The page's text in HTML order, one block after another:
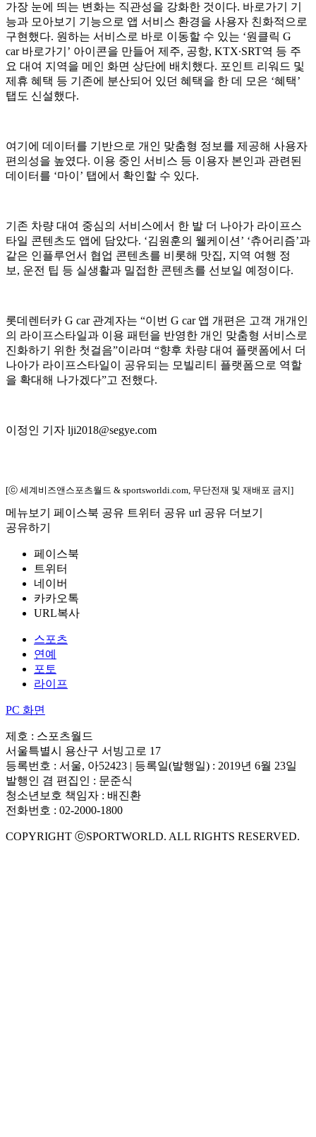
가장 눈에 띄는 변화는 직관성을 강화한 것이다. 바로가기 기
능과 모아보기 기능으로 앱 서비스 환경을 사용자 친화적으로
구현했다. 원하는 서비스로 바로 이동할 수 있는 ‘원클릭 G
car 바로가기’ 아이콘을 만들어 제주, 공항, KTX∙SRT역 등 주
요 대여 지역을 메인 화면 상단에 배치했다. 포인트 리워드 및
제휴 혜택 등 기존에 분산되어 있던 혜택을 한 데 모은 ‘혜택’
탭도 신설했다.
여기에 데이터를 기반으로 개인 맞춤형 정보를 제공해 사용자
편의성을 높였다. 이용 중인 서비스 등 이용자 본인과 관련된
데이터를 ‘마이’ 탭에서 확인할 수 있다.
기존 차량 대여 중심의 서비스에서 한 발 더 나아가 라이프스
타일 콘텐츠도 앱에 담았다. ‘김원훈의 웰케이션’ ‘츄어리즘’과
같은 인플루언서 협업 콘텐츠를 비롯해 맛집, 지역 여행 정
보, 운전 팁 등 실생활과 밀접한 콘텐츠를 선보일 예정이다.
롯데렌터카 G car 관계자는 “이번 G car 앱 개편은 고객 개개인
의 라이프스타일과 이용 패턴을 반영한 개인 맞춤형 서비스로
진화하기 위한 첫걸음”이라며 “향후 차량 대여 플랫폼에서 더
나아가 라이프스타일이 공유되는 모빌리티 플랫폼으로 역할
을 확대해 나가겠다”고 전했다.
이정인 기자 lji2018@segye.com
[ⓒ 세계비즈앤스포츠월드 & sportsworldi.com, 무단전재 및 재배포 금지]
메뉴보기 페이스북 공유 트위터 공유 url 공유 더보기
공유하기
페이스북
트위터
네이버
카카오톡
URL복사
스포츠
연예
포토
라이프
PC 화면
제호 : 스포츠월드
서울특별시 용산구 서빙고로 17
등록번호 : 서울, 아52423 | 등록일(발행일) : 2019년 6월 23일
발행인 겸 편집인 : 문준식
청소년보호 책임자 : 배진환
전화번호 : 02-2000-1800
COPYRIGHT ⓒSPORTWORLD. ALL RIGHTS RESERVED.